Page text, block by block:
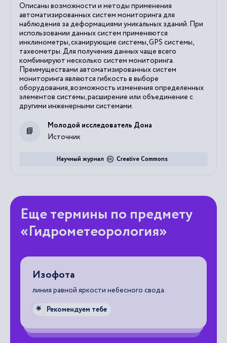
Описаны возможности и методы применения
автоматизированных систем мониторинга для
наблюдения за деформациями уникальных зданий. При
использовании данных систем применяются
инклинометры, сканирующие системы, GPS системы,
тахеометры. Для получения данных чаще всего
комбинируют несколько систем мониторинга.
Преимуществами автоматизированных систем
мониторинга являются гибкость в выборе
оборудования, возможность изменения определенных
элементов системы, расширение или объединение с
другими инженерными системами.
Источник
Молодой исследователь Дона
Creative Commons
Научный журнал
Еще термины по предмету
«Гидрометеорология»
Изофота
линия равной яркости небесного свода.
🌟 Рекомендуем тебе